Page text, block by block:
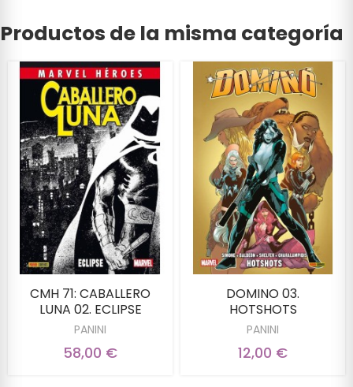
Productos de la misma categoría
CMH 71: CABALLERO
LUNA 02. ECLIPSE
PANINI
58,00 €
DOMINO 03.
HOTSHOTS
PANINI
12,00 €